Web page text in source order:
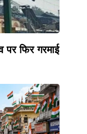
फिर गरमाई